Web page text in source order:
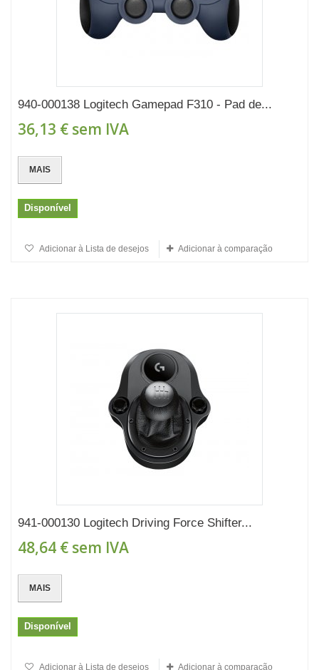
940-000138 Logitech Gamepad F310 - Pad de...
36,13 € sem IVA
MAIS
Disponível
Adicionar à Lista de desejos Adicionar à comparação
941-000130 Logitech Driving Force Shifter...
48,64 € sem IVA
MAIS
Disponível
Adicionar à Lista de desejos Adicionar à comparação